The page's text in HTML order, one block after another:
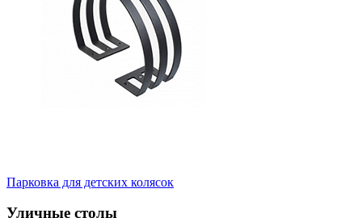
Парковка для детских колясок
Уличные столы